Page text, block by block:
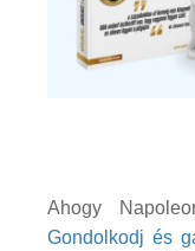
Ahogy
Gondolkodj és